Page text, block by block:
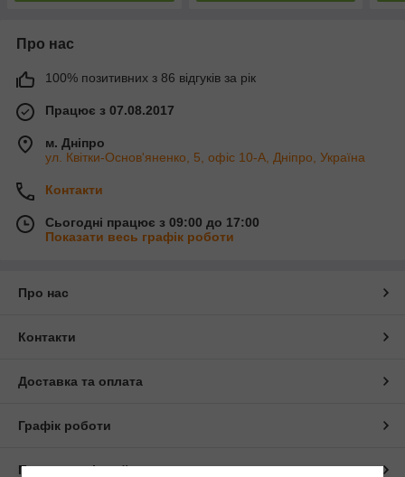
Про нас
100% позитивних з 86 відгуків за рік
Працює з 07.08.2017
м. Дніпро
ул. Квітки-Основ'яненко, 5, офіс 10-А, Дніпро, Україна
Контакти
Сьогодні працює з 09:00 до 17:00
Показати весь графік роботи
Про нас
Контакти
Доставка та оплата
Графік роботи
Повна версія сайту